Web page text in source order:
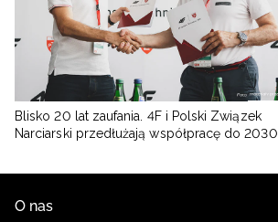
Blisko 20 lat zaufania. 4F i Polski Związek
Narciarski przedłużają współpracę do 2030
O nas